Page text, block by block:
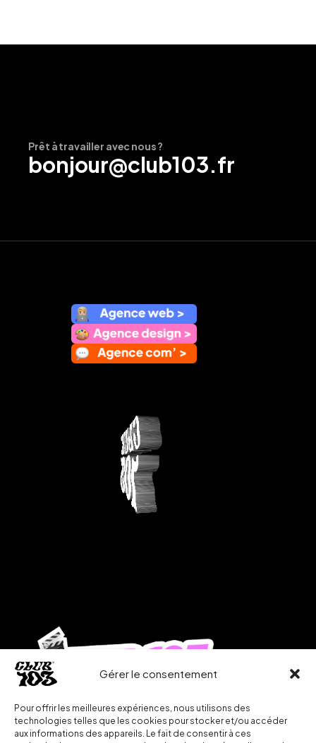
Gérer le consentement
Pour offrir les meilleures expériences, nous utilisons des
technologies telles que les cookies pour stocker et/ou accéder
aux informations des appareils. Le fait de consentir à ces
Prêt à travailler avec nous ?
bonjour@club103.fr